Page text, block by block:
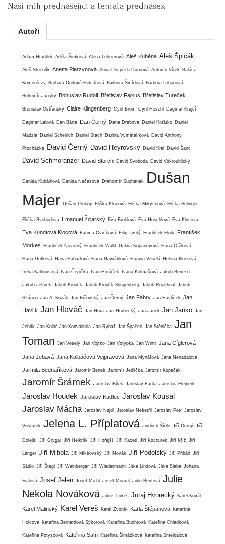
Naši milí přednášející a témata přednášek
Autoři
Adam Hradilek Adéla Šimková Alena Lehnerová Aleš Kuběna Aleš Špičák
Aleš Stuchlík Anetta Pierzynová Anna Pospěch Durnová Antonín Vítek Balász
Komoróczy Barbara Oudová Holcátová Barbora Šmídová Barbora Urbanová
Bohumír Janský Bohuslav Rudolf Břetislav Fajkus Břetislav Tureček
Bronislav Ostřanský Claire Klingenberg Cyril Brom Cyril Hoschl Dagmar Krejčí
Dagmar Lálová Dan Bárta Dan Černý Dana Drábová Daniel Koťátko Daniel
Madzia Daniel Scheirich Daniel Stach Darina Vymětalíková David Anthony
Procházka David Černý David Heyrovský David Král David Šanc
David Schmoranzer David Storch David Svoboda David Vokrouhlický
Denisa Kubániová Denisa Nečasová Drahomír Suchánek
Dušan
Majer Dušan Prokop Eliška Klozová Eliška Mikysková Eliška Selinger
Eliška Svobodová Emanuel Žďárský Eva Broklová Eva Höschlová Eva Klusová
Eva Kundtová Klocová Fatima Cvrčková Filip Tvrdý František Flodr František
Morkes František Novotný František Wald Galina Kopaněvová Hana Čížková
Hana Dufková Hana Habartová Hana Navrátilová Hanina Veselá Helena Illnerová
Irena Kalhousová Ivan Čepička Ivan Horáček Ivana Kolmašová Jakub Benech
Jakub Jelínek Jakub Kroulík Jakub Kroulík-Klingenberg Jakub Rozehnal Jakub
Szánzo Jan A. Kozák Jan Bičovský Jan Černý Jan Fábry Jan Havlíček Jan
Havlík Jan Hlaváč Jan Hora Jan Hrubecký Jan Janek Jan Janko Jan
Jehlík Jan Kolář Jan Konvalinka Jan Rybář Jan Špaček Jan Stěnička Jan
Toman
Jan Veselý Jan Vojtko Jan Votýpka Jan Wintr Jana Cíglerová
Jana Jebavá Jana Kalbáčová Vejpravová Jana Mynářová Jana Nenadalová
Jarmila Bednaříková Jaromír Beneš Jaromír Jedlička Jaromír Kopeček
Jaromír Šrámek Jaroslav Bílek Jaroslav Fanta Jaroslav Flejberk
Jaroslav Houdek Jaroslav Kadlec Jaroslav Kousal
Jaroslav Mácha Jaroslav Nejdl Jaroslav Nešetřil Jaroslav Petr Jaroslav
Vostatek Jelena L. Příplatová Jindřich Šídlo Jiří Černý Jiří
Dolejší Jiří Grygar Jiří Hejkrlík Jiří Hořejší Jiří Kacetl Jiří Kocourek Jiří Kříž Jiří
Langer Jiří Mihola Jiří Mikšovský Jiří Novák Jiří Podolský Jiří Přibáň Jiří
Sádlo Jiří Štegl Jiří Weinberger Jiří Wiedermann Jitka Lindová Jitka Slabá Johana
Fialová Josef Jelen Josef Michl Josef Moural Julie Beritová Julie
Nekola Nováková Julius Lukeš Juraj Hvorecký Karel Kovář
Karel Malinský Karel Vereš Karel Zvoník Karla Štěpánová Katarína
Holcová Kateřina Bernardová Sýkorová Kateřina Buchtová Kateřina Chládková
Kateřina Potyszová Kateřina Sam Kateřina Šimáčková Kateřina Smejkalová